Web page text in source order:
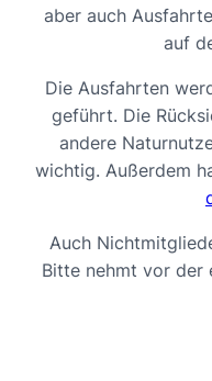
aber auch
auf
Die Ausfahrten
geführt. Die
andere
wichtig. Außerdem
Auch
Bitte nehmt vor der